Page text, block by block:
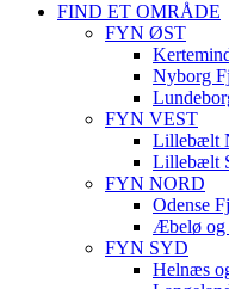
FIND ET OMRÅDE
FYN ØST
Nyborg
FYN VEST
Lillebælt
Lillebælt
FYN NORD
Odense
Æbelø og
FYN SYD
Helnæs